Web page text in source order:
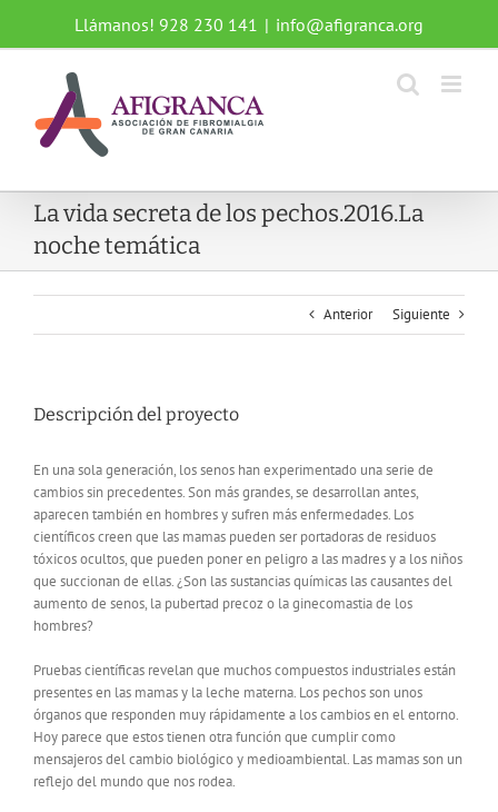
contenido
Llámanos! 928 230 141 | info@afigranca.org
La vida secreta de los pechos.2016.La
noche temática
Anterior Siguiente
Descripción del proyecto
En una sola generación, los senos han experimentado una serie de
cambios sin precedentes. Son más grandes, se desarrollan antes,
aparecen también en hombres y sufren más enfermedades. Los
científicos creen que las mamas pueden ser portadoras de residuos
tóxicos ocultos, que pueden poner en peligro a las madres y a los niños
que succionan de ellas. ¿Son las sustancias químicas las causantes del
aumento de senos, la pubertad precoz o la ginecomastia de los
hombres?
Pruebas científicas revelan que muchos compuestos industriales están
presentes en las mamas y la leche materna. Los pechos son unos
órganos que responden muy rápidamente a los cambios en el entorno.
Hoy parece que estos tienen otra función que cumplir como
mensajeros del cambio biológico y medioambiental. Las mamas son un
reflejo del mundo que nos rodea.